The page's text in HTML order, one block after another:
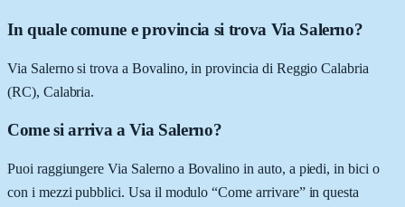
In quale comune e provincia si trova Via Salerno?
Via Salerno si trova a Bovalino, in provincia di Reggio Calabria
(RC), Calabria.
Come si arriva a Via Salerno?
Puoi raggiungere Via Salerno a Bovalino in auto, a piedi, in bici o
con i mezzi pubblici. Usa il modulo “Come arrivare” in questa